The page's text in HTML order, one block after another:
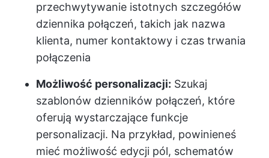
przechwytywanie istotnych szczegółów
dziennika połączeń, takich jak nazwa
klienta, numer kontaktowy i czas trwania
połączenia
Możliwość personalizacji: Szukaj
szablonów dzienników połączeń, które
oferują wystarczające funkcje
personalizacji. Na przykład, powinieneś
mieć możliwość edycji pól, schematów